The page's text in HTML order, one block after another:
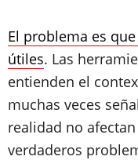
El problema es
útiles. Las
entienden el
muchas veces
realidad no
verdaderos